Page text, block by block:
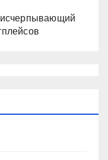
исчерпывающий